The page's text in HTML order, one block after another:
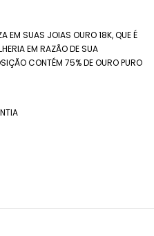
EM SUAS JOIAS OURO 18K, QUE É
EM RAZÃO DE SUA
CONTÉM 75% DE OURO PURO